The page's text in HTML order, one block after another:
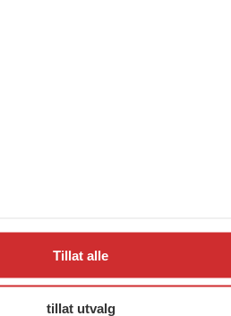
Tillat alle
tillat utvalg
Møt Anneli i yrkesetisk råd